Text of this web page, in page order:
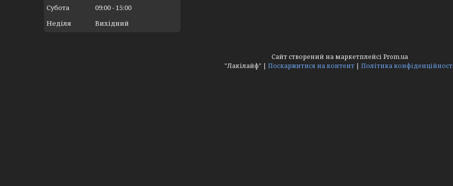
Субота 09:00 15:00
Неділя
Вихідний
Сайт створений на маркетплейсі Prom.ua
"Лакілайф" | Поскаржитися на контент | Політика